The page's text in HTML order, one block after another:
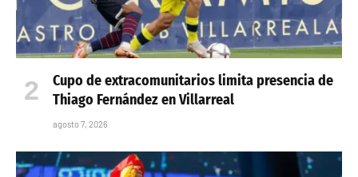
Cupo de extracomunitarios limita presencia de
Thiago Fernández en Villarreal
agosto 7, 2026